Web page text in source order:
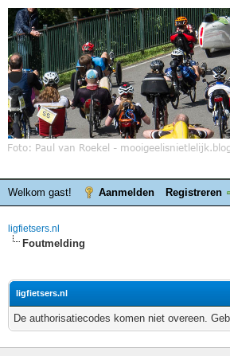
Welkom gast! Aanmelden Registreren
ligfietsers.nl
Foutmelding
ligfietsers.nl
De authorisatiecodes komen niet overeen.